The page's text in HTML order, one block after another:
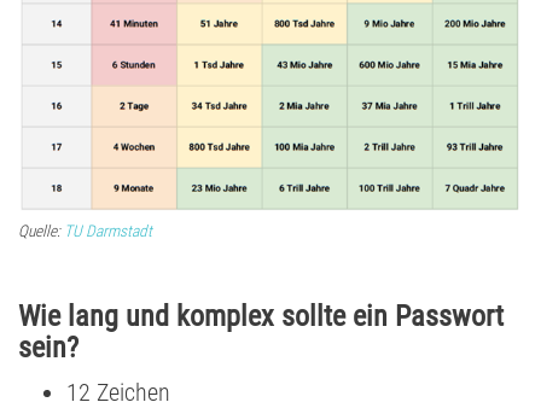
Quelle: TU Darmstadt
Wie lang und komplex sollte ein Passwort
sein?
12 Zeichen